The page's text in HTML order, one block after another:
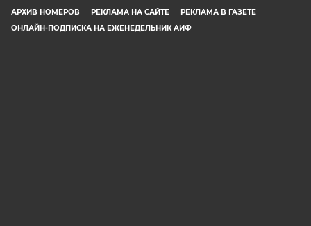
АРХИВ НОМЕРОВ РЕКЛАМА НА САЙТЕ
РЕКЛАМА В ГАЗЕТЕ
ОНЛАЙН-ПОДПИСКА НА ЕЖЕНЕДЕЛЬНИК АИФ